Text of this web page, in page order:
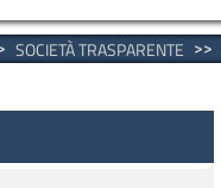
SOCIETÀ TRASPARENTE